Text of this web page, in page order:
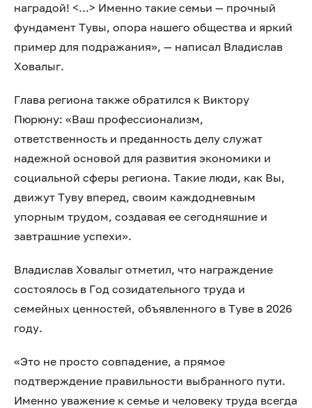
наградой! <...> Именно такие семьи — прочный
фундамент Тувы, опора нашего общества и яркий
пример для подражания», — написал Владислав
Ховалыг.
Глава региона также обратился к Виктору
Пюрюну: «Ваш профессионализм,
ответственность и преданность делу служат
надежной основой для развития экономики и
социальной сферы региона. Такие люди, как Вы,
движут Туву вперед, своим каждодневным
упорным трудом, создавая ее сегодняшние и
завтрашние успехи».
Владислав Ховалыг отметил, что награждение
состоялось в Год созидательного труда и
семейных ценностей, объявленного в Туве в 2026
году.
«Это не просто совпадение, а прямое
подтверждение правильности выбранного пути.
Именно уважение к семье и человеку труда всегда